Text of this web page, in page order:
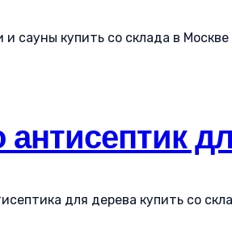
сауны купить со склада в
для дерева купить со